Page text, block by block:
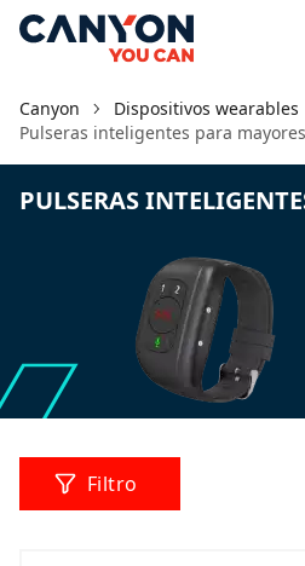
Canyon
Dispositivos wearables
Pulseras inteligentes para mayores
PULSERAS
Filtro